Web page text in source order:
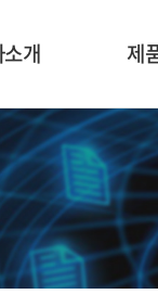
개
·연혁
사말
길
제
AC 냉
EC 냉